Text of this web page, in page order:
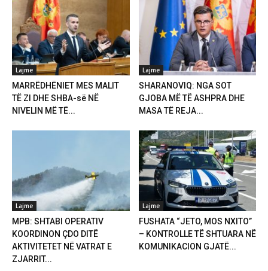
Lajme
MARRËDHËNIET MES MALIT
TË ZI DHE SHBA-së NË
NIVELIN MË TË...
Lajme
SHARANOVIQ: NGA SOT
GJOBA MË TË ASHPRA DHE
MASA TË REJA...
Lajme
MPB: SHTABI OPERATIV
KOORDINON ÇDO DITË
AKTIVITETET NË VATRAT E
ZJARRIT...
Lajme
FUSHATA “JETO, MOS NXITO”
– KONTROLLE TË SHTUARA NË
KOMUNIKACION GJATË...